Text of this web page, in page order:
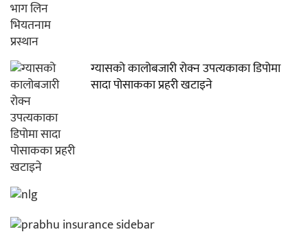
ग्यासको कालोबजारी रोक्न उपत्यकाका डिपोमा
सादा पोसाकका प्रहरी खटाइने